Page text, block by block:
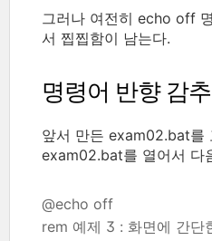
그러나 여전히 echo off
서 찝찝함이 남는다.
명령어 반향 감
앞서 만든 exam02.bat를
exam02.bat를 열어서 다
@echo off
rem 예제 3 : 화면에 간단